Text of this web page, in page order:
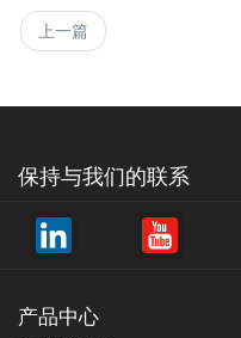
上一篇
保持与我们的联系
产品中心